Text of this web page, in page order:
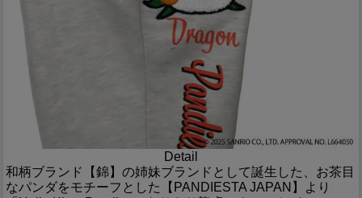
Detail
和柄ブランド【錦】の姉妹ブランドとして誕生した、お茶目
なパンダをモチーフとした【PANDIESTA JAPAN】より